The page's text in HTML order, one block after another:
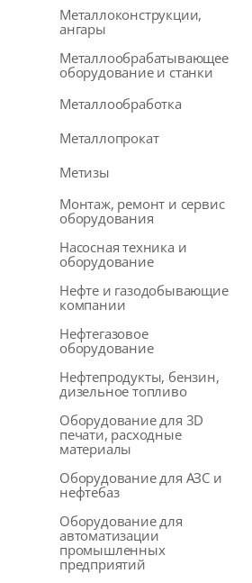
Металлоконструкции,
ангары
Металлообрабатывающее
оборудование и станки
Металлообработка
Металлопрокат
Метизы
Монтаж, ремонт и сервис
оборудования
Насосная техника и
оборудование
Нефте и газодобывающие
компании
Нефтегазовое
оборудование
Нефтепродукты, бензин,
дизельное топливо
Оборудование для 3D
печати, расходные
материалы
Оборудование для АЗС и
нефтебаз
Оборудование для
автоматизации
промышленных
предприятий